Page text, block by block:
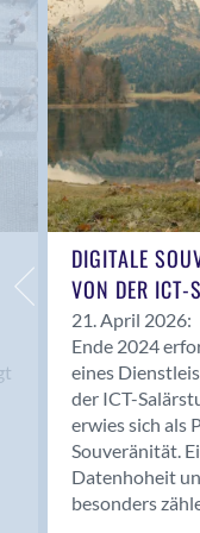
Anwil
Appenzell
Au SG
Baar
Baden
Balsthal
Balzers
Basel
Bassersdorf
Belp
Bendern
Benken (SG)
Bergdietikon
Berlin
Bern
Bern - Liebefeld
DIGITALE
VON DER ICT-
21. April 2026:
Ende 2024
eines
der ICT-
erwies sich als
Souveränität.
Datenhoheit
besonders